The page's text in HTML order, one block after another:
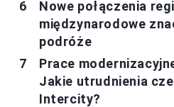
Nowe połączenia
międzynarodowe
podróże
Prace
Jakie utrudnienia
Intercity?